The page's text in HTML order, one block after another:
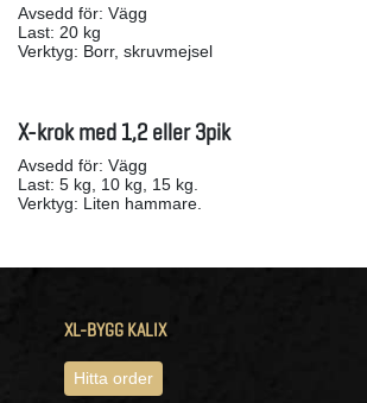
Avsedd för: Vägg
Last: 20 kg
Verktyg: Borr, skruvmejsel
X-krok med 1,2 eller 3pik
Avsedd för: Vägg
Last: 5 kg, 10 kg, 15 kg.
Verktyg: Liten hammare.
XL-BYGG KALIX
Hitta order